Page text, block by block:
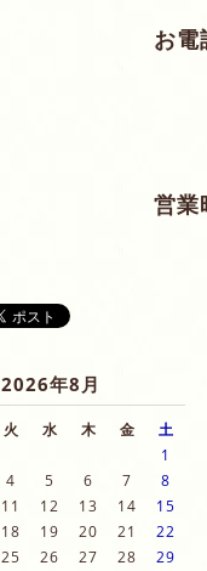
お電
営業
2026年8月
火 水 木 金 土
1
4 5 6 7
8
11 12 13 14
15
18 19 20 21
22
25 26 27 28
29